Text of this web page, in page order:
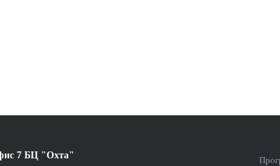
7 БЦ "Охта"